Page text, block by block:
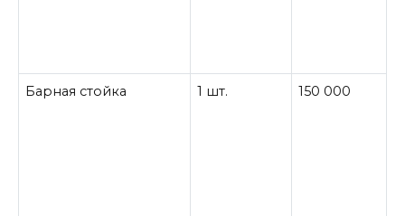
Барная стойка 1 шт. 150 000